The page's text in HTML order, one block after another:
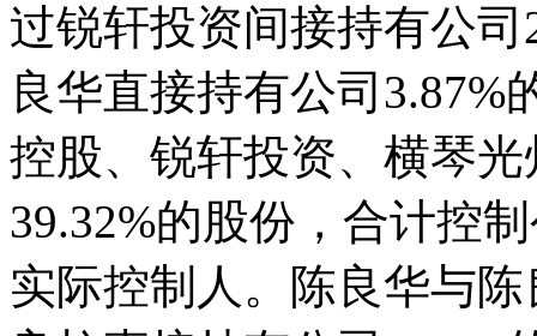
过锐轩投资间接持有公
良华直接持有公司
控股、锐轩投资、横琴
39.32%的股份，合计控
实际控制人。陈良华与